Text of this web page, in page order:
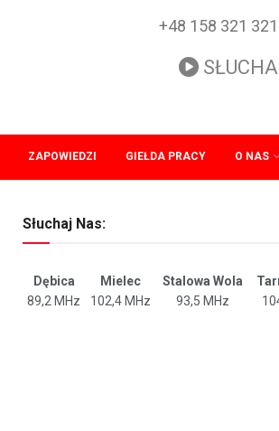
+48 158 321 321
ZAPOWIEDZI GIEŁDA PRACY O NAS
Słuchaj Nas:
Dębica Mielec Stalowa Wola
89,2 MHz
102,4 MHz 93,5 MHz